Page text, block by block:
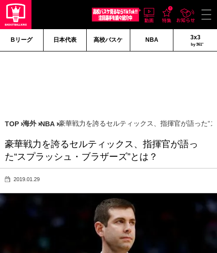
Bリーグ 日本代表 高校バスケ NBA 3x3
by 361°
TOP 海外 NBA 豪華戦力を誇るセルティックス、指揮官が語った“
豪華戦力を誇るセルティックス、指揮官が語っ
た“スプラッシュ・ブラザーズ”とは？
2019.01.29